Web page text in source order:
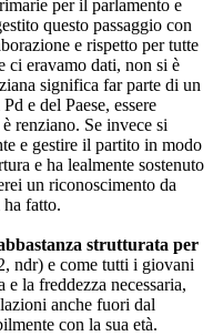
per il parlamento e
questo passaggio con
e rispetto per tutte
ci eravamo dati, non si è
significa far parte di un
e del Paese, essere
renziano. Se invece si
e gestire il partito in modo
e ha lealmente sostenuto
un riconoscimento da
fatto.
strutturata per
ndr) e come tutti i giovani
la freddezza necessaria,
anche fuori dal
con la sua età.